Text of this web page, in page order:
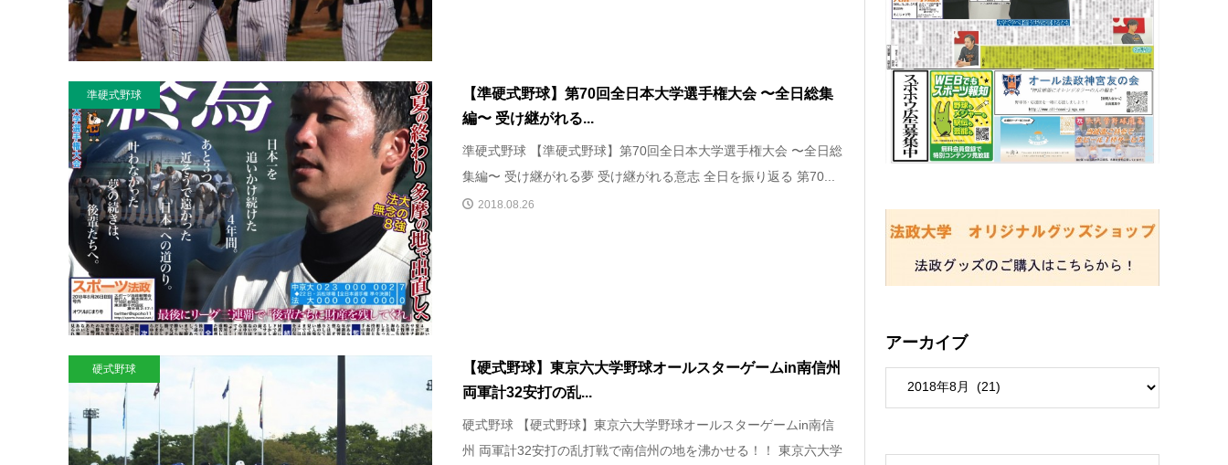
準硬式野球
【準硬式野球】第70回全日本大学選手権大会 〜全日総集
編〜 受け継がれる...
準硬式野球 【準硬式野球】第70回全日本大学選手権大会 〜全日総
集編〜 受け継がれる夢 受け継がれる意志 全日を振り返る 第70...
2018.08.26
硬式野球
【硬式野球】東京六大学野球オールスターゲームin南信州
両軍計32安打の乱...
硬式野球 【硬式野球】東京六大学野球オールスターゲームin南信
州 両軍計32安打の乱打戦で南信州の地を沸かせる！！ 東京六大学
アーカイブ